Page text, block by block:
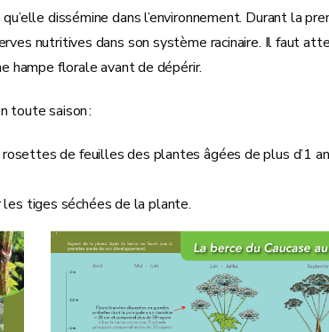
dissémine dans l’environnement. Durant la
nutritives dans son système racinaire. Il faut
hampe florale avant de dépérir.
toute saison :
de feuilles des plantes âgées de plus d’1
tiges séchées de la plante.